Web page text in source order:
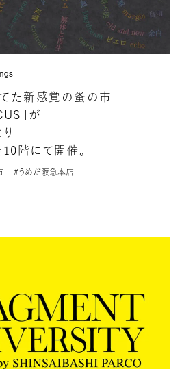
た新感覚の蚤の市
」が
階にて開催。
#うめだ阪急本店